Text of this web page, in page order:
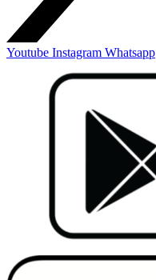
Youtube Instagram Whatsapp